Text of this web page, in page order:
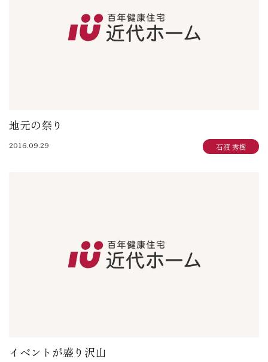
地元の祭り
2016.09.29 石渡 秀樹
イベントが盛り沢山